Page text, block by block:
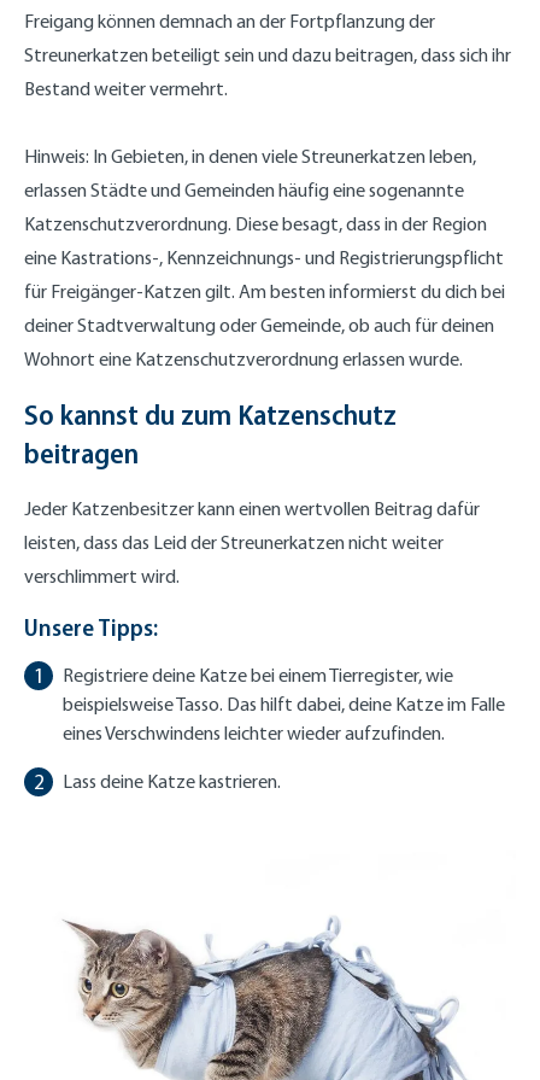
Freigang können demnach an der Fortpflanzung der
Streunerkatzen beteiligt sein und dazu beitragen, dass sich ihr
Bestand weiter vermehrt.
Hinweis: In Gebieten, in denen viele Streunerkatzen leben,
erlassen Städte und Gemeinden häufig eine sogenannte
Katzenschutzverordnung. Diese besagt, dass in der Region
eine Kastrations-, Kennzeichnungs- und Registrierungspflicht
für Freigänger-Katzen gilt. Am besten informierst du dich bei
deiner Stadtverwaltung oder Gemeinde, ob auch für deinen
Wohnort eine Katzenschutzverordnung erlassen wurde.
So kannst du zum Katzenschutz
beitragen
Jeder Katzenbesitzer kann einen wertvollen Beitrag dafür
leisten, dass das Leid der Streunerkatzen nicht weiter
verschlimmert wird.
Unsere Tipps:
Registriere deine Katze bei einem Tierregister, wie
beispielsweise Tasso. Das hilft dabei, deine Katze im Falle
eines Verschwindens leichter wieder aufzufinden.
Lass deine Katze kastrieren.